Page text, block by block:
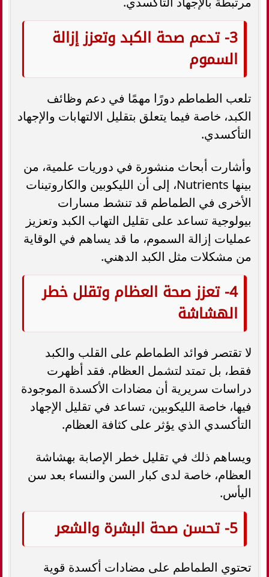
3- تدعم صحة الكبد وتعزز إزالة
السموم
تلعب الطماطم دورًا مهمًا في دعم وظائف
الكبد، خاصة فيما يتعلق بتقليل الالتهابات والإجهاد
التأكسدي.
وأشارت أبحاث منشورة في دوريات علمية، من
بينها Nutrients، إلى أن الليكوبين والكاروتينات
الأخرى في الطماطم قد تنشط مسارات
بيولوجية تساعد على تقليل التهاب الكبد وتعزيز
عمليات إزالة السموم، ما قد يساهم في الوقاية
من مشكلات مثل الكبد الدهني.
4- تعزز صحة العظام وتقلل خطر
الهشاشة
لا تقتصر فوائد الطماطم على القلب والكبد
فقط، بل تمتد لتشمل العظام. فقد أظهرت
دراسات سريرية أن مضادات الأكسدة الموجودة
فيها، خاصة الليكوبين، تساعد في تقليل الإجهاد
التأكسدي الذي يؤثر على كثافة العظام.
ويساهم ذلك في تقليل خطر الإصابة بهشاشة
العظام، خاصة لدى كبار السن والنساء بعد سن
اليأس.
5- تحسن صحة البشرة والشعر
تحتوي الطماطم على مضادات أكسدة قوية